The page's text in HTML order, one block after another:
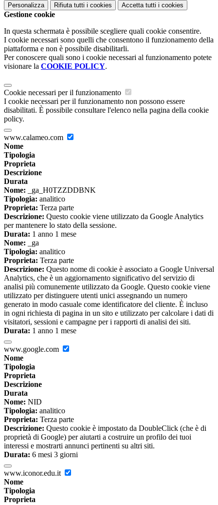
Personalizza Rifiuta tutti i cookies Accetta tutti i cookies
Gestione cookie
In questa schermata è possibile scegliere quali cookie consentire.
I cookie necessari sono quelli che consentono il funzionamento della
piattaforma e non è possibile disabilitarli.
Per conoscere quali sono i cookie necessari al funzionamento potete
visionare la COOKIE POLICY.
Cookie necessari per il funzionamento
I cookie necessari per il funzionamento non possono essere
disabilitati. È possibile consultare l'elenco nella pagina della cookie
policy.
www.calameo.com
Nome
Tipologia
Proprieta
Descrizione
Durata
Nome: _ga_H0TZZDDBNK
Tipologia: analitico
Proprieta: Terza parte
Descrizione: Questo cookie viene utilizzato da Google Analytics
per mantenere lo stato della sessione.
Durata: 1 anno 1 mese
Nome: _ga
Tipologia: analitico
Proprieta: Terza parte
Descrizione: Questo nome di cookie è associato a Google Universal
Analytics, che è un aggiornamento significativo del servizio di
analisi più comunemente utilizzato da Google. Questo cookie viene
utilizzato per distinguere utenti unici assegnando un numero
generato in modo casuale come identificatore del cliente. È incluso
in ogni richiesta di pagina in un sito e utilizzato per calcolare i dati di
visitatori, sessioni e campagne per i rapporti di analisi dei siti.
Durata: 1 anno 1 mese
www.google.com
Nome
Tipologia
Proprieta
Descrizione
Durata
Nome: NID
Tipologia: analitico
Proprieta: Terza parte
Descrizione: Questo cookie è impostato da DoubleClick (che è di
proprietà di Google) per aiutarti a costruire un profilo dei tuoi
interessi e mostrarti annunci pertinenti su altri siti.
Durata: 6 mesi 3 giorni
www.iconor.edu.it
Nome
Tipologia
Proprieta